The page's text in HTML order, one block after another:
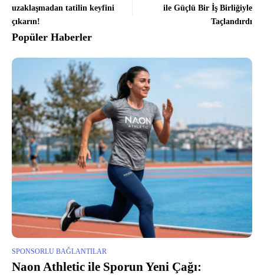
uzaklaşmadan tatilin keyfini
çıkarın!
ile Güçlü Bir İş Birliğiyle
Taçlandırdı
Popüler Haberler
SPONSORLU BAĞLANTILAR
Naon Athletic ile Sporun Yeni Çağı: